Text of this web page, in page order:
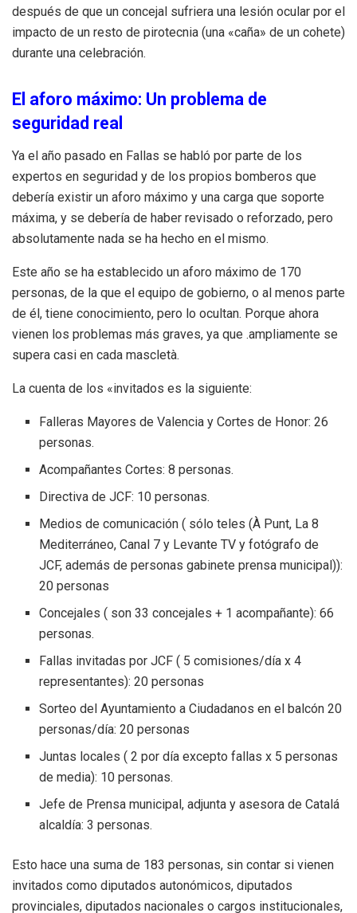
después de que un concejal sufriera una lesión ocular por el
impacto de un resto de pirotecnia (una «caña» de un cohete)
durante una celebración.
El aforo máximo: Un problema de
seguridad real
Ya el año pasado en Fallas se habló por parte de los
expertos en seguridad y de los propios bomberos que
debería existir un aforo máximo y una carga que soporte
máxima, y se debería de haber revisado o reforzado, pero
absolutamente nada se ha hecho en el mismo.
Este año se ha establecido un aforo máximo de 170
personas, de la que el equipo de gobierno, o al menos parte
de él, tiene conocimiento, pero lo ocultan. Porque ahora
vienen los problemas más graves, ya que .ampliamente se
supera casi en cada mascletà.
La cuenta de los «invitados es la siguiente:
Falleras Mayores de Valencia y Cortes de Honor: 26
personas.
Acompañantes Cortes: 8 personas.
Directiva de JCF: 10 personas.
Medios de comunicación ( sólo teles (À Punt, La 8
Mediterráneo, Canal 7 y Levante TV y fotógrafo de
JCF, además de personas gabinete prensa municipal)):
20 personas
Concejales ( son 33 concejales + 1 acompañante): 66
personas.
Fallas invitadas por JCF ( 5 comisiones/día x 4
representantes): 20 personas
Sorteo del Ayuntamiento a Ciudadanos en el balcón 20
personas/día: 20 personas
Juntas locales ( 2 por día excepto fallas x 5 personas
de media): 10 personas.
Jefe de Prensa municipal, adjunta y asesora de Catalá
alcaldía: 3 personas.
Esto hace una suma de 183 personas, sin contar si vienen
invitados como diputados autonómicos, diputados
provinciales, diputados nacionales o cargos institucionales,